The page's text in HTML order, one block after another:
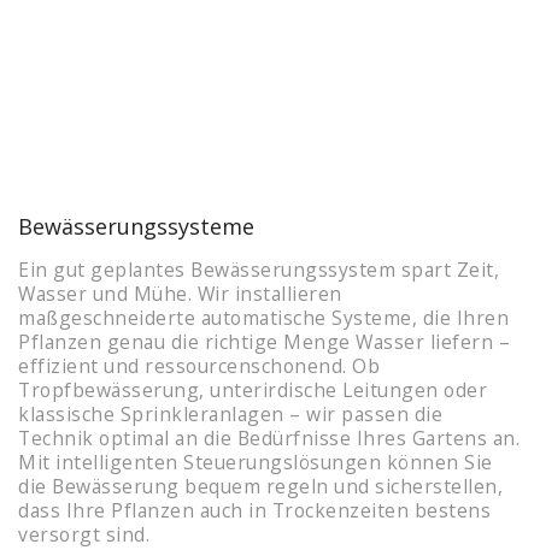
Bewässerungssysteme
Ein gut geplantes Bewässerungssystem spart Zeit,
Wasser und Mühe. Wir installieren
maßgeschneiderte automatische Systeme, die Ihren
Pflanzen genau die richtige Menge Wasser liefern –
effizient und ressourcenschonend. Ob
Tropfbewässerung, unterirdische Leitungen oder
klassische Sprinkleranlagen – wir passen die
Technik optimal an die Bedürfnisse Ihres Gartens an.
Mit intelligenten Steuerungslösungen können Sie
die Bewässerung bequem regeln und sicherstellen,
dass Ihre Pflanzen auch in Trockenzeiten bestens
versorgt sind.